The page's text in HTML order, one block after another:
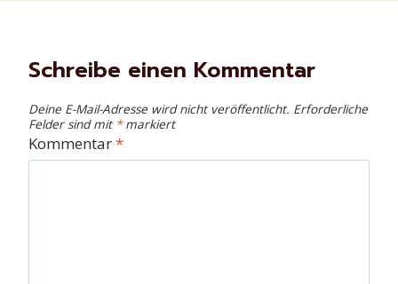
Schreibe einen Kommentar
Deine E-Mail-Adresse wird nicht veröffentlicht. Erforderliche
Felder sind mit *markiert
Kommentar*